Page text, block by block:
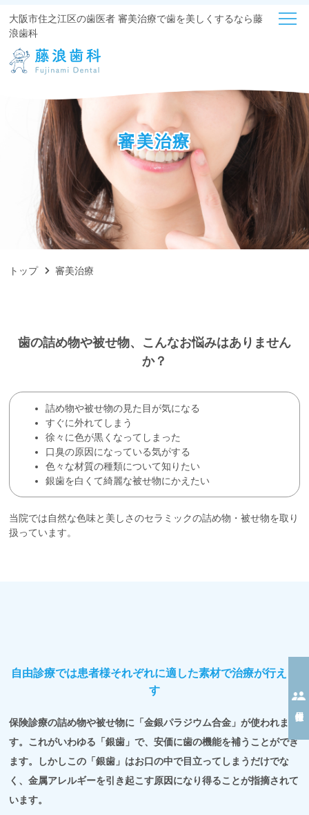
大阪市住之江区の歯医者 審美治療で歯を美しくするなら藤
浪歯科
審美治療
トップ 審美治療
歯の詰め物や被せ物、こんなお悩みはありません
か？
詰め物や被せ物の見た目が気になる
すぐに外れてしまう
徐々に色が黒くなってしまった
口臭の原因になっている気がする
色々な材質の種類について知りたい
銀歯を白くて綺麗な被せ物にかえたい
当院では自然な色味と美しさのセラミックの詰め物・被せ物を取り
扱っています。
自由診療では患者様それぞれに適した素材で治療が行えま
す
保険診療の詰め物や被せ物に「金銀パラジウム合金」が使われま
す。これがいわゆる「銀歯」で、安価に歯の機能を補うことができ
ます。しかしこの「銀歯」はお口の中で目立ってしまうだけでな
く、金属アレルギーを引き起こす原因になり得ることが指摘されて
います。